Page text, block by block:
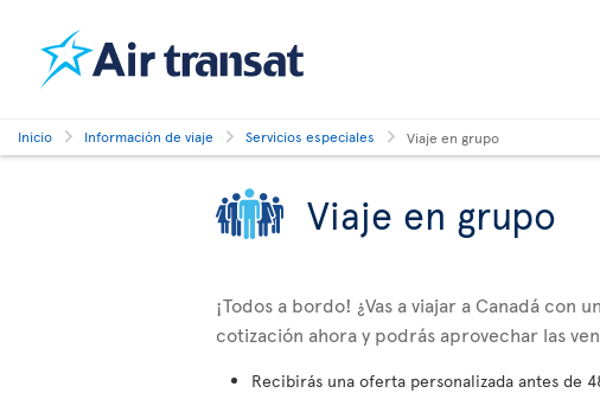
Inicio Información de viaje Servicios especiales Viaje en grupo
Viaje en grupo
¡Todos a bordo! ¿Vas a viajar a Canadá con
cotización ahora y podrás aprovechar las
Recibirás una oferta personalizada antes de